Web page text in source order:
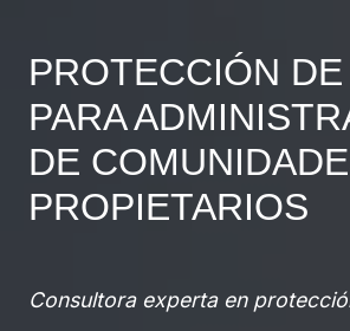
PROTECCIÓN
PARA
DE
PROPIETARIOS
Consultora experta en